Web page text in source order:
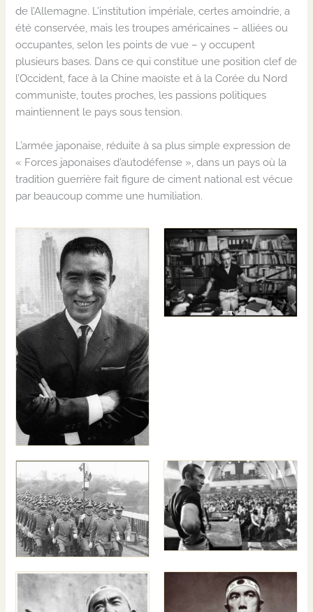
de l’Allemagne. L’institution impériale, certes amoindrie, a
été conservée mais les troupes américaines – alliées ou
occupantes, selon les points de vue – y occupent
plusieurs bases. Dans ce qui constitue une position clef de
l’Occident face à la Chine maoïste et à la Corée du Nord
communiste toutes proches , les passions politiques
maintiennent le pays sous tension.
L’armée japonaise, réduite àsa plus simple expression de
« Forces japonaises d’autodéfense », dans un paysoù la
tradition guerrière fait figure de ciment national est vécue
par beaucoup comme une humiliation.